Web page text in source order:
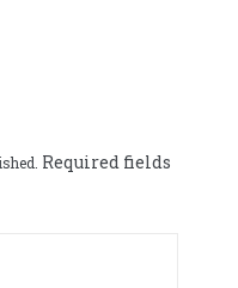
Required fields